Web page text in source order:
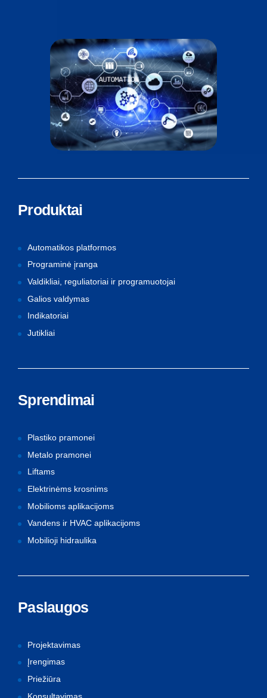
Produktai
Automatikos platformos
Programinė įranga
Valdikliai, reguliatoriai ir programuotojai
Galios valdymas
Indikatoriai
Jutikliai
Sprendimai
Plastiko pramonei
Metalo pramonei
Liftams
Elektrinėms krosnims
Mobilioms aplikacijoms
Vandens ir HVAC aplikacijoms
Mobilioji hidraulika
Paslaugos
Projektavimas
Įrengimas
Priežiūra
Konsultavimas